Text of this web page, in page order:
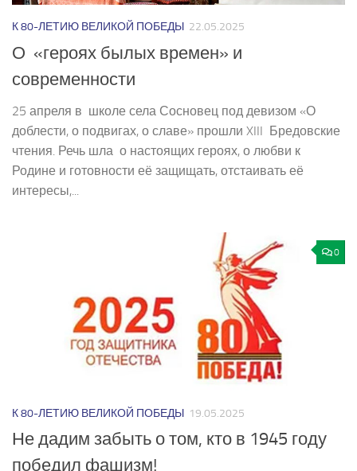
К 80-ЛЕТИЮ ВЕЛИКОЙ ПОБЕДЫ 22.05.2025
О «героях былых времен» и
современности
25 апреля в школе села Сосновец под девизом «О
доблести, о подвигах, о славе» прошли XIII Бредовские
чтения. Речь шла о настоящих героях, о любви к
Родине и готовности её защищать, отстаивать её
интересы,...
0
К 80-ЛЕТИЮ ВЕЛИКОЙ ПОБЕДЫ 19.05.2025
Не дадим забыть о том, кто в 1945 году
победил фашизм!